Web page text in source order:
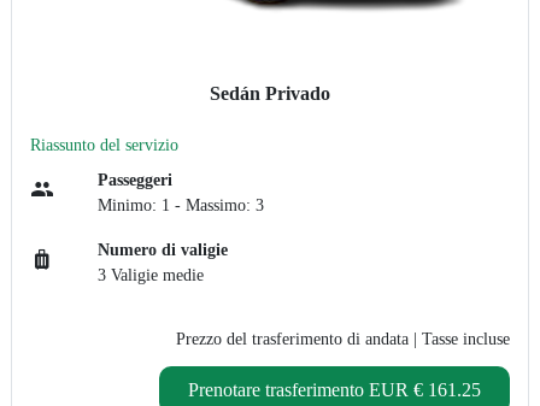
Sedán Privado
Riassunto del servizio
Passeggeri
Minimo: 1 - Massimo: 3
Numero di valigie
3 Valigie medie
Prezzo del trasferimento di andata | Tasse incluse
Prenotare trasferimento EUR € 161.25